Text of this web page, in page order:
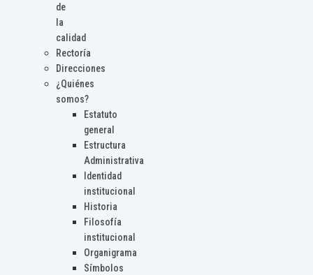
de
la
calidad
Rectoría
Direcciones
¿Quiénes
somos?
Estatuto
general
Estructura
Administrativa
Identidad
institucional
Historia
Filosofía
institucional
Organigrama
Símbolos